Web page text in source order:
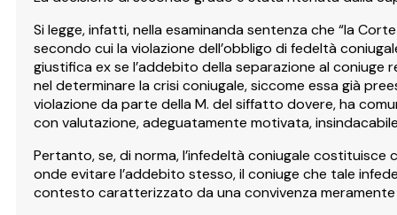
Si legge, infatti, nella esaminanda sentenza che “la
secondo cui la violazione dell’obbligo di fedeltà
giustifica ex se l’addebito della separazione al
nel determinare la crisi coniugale, siccome essa già
violazione da parte della M. del siffatto dovere, ha
con valutazione, adeguatamente motivata,
Pertanto, se, di norma, l’infedeltà coniugale
onde evitare l’addebito stesso, il coniuge che tale
contesto caratterizzato da una convivenza meramente